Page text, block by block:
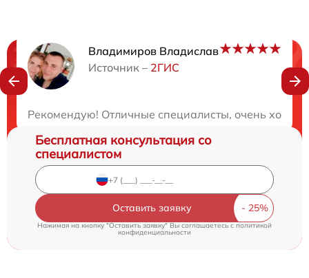
Владимиров Владислав
Источник – 2ГИС
Рекомендую! Отличные специалисты, очень
Нужна консультация?
Бесплатная консультация со
специалистом
Оставить заявку
Нажимая на кнопку "Оставить заявку" Вы соглашаетесь c политикой
конфиденциальности